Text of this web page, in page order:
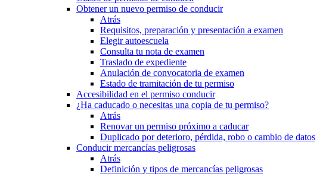
Obtener un nuevo permiso de conducir
Atrás
Requisitos, preparación y presentación a examen
Elegir autoescuela
Consulta tu nota de examen
Traslado de expediente
Anulación de convocatoria de examen
Estado de tramitación de tu permiso
Accesibilidad en el permiso conducir
¿Ha caducado o necesitas una copia de tu permiso?
Atrás
Renovar un permiso próximo a caducar
Duplicado por deterioro, pérdida, robo o cambio de datos
Conducir mercancías peligrosas
Atrás
Definición y tipos de mercancías peligrosas